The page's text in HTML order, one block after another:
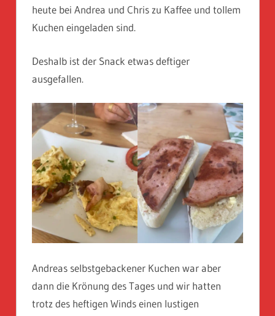
heute bei Andrea und Chris zu Kaffee und tollem
Kuchen eingeladen sind.
Deshalb ist der Snack etwas deftiger
ausgefallen.
Andreas selbstgebackener Kuchen war aber
dann die Krönung des Tages und wir hatten
trotz des heftigen Winds einen lustigen